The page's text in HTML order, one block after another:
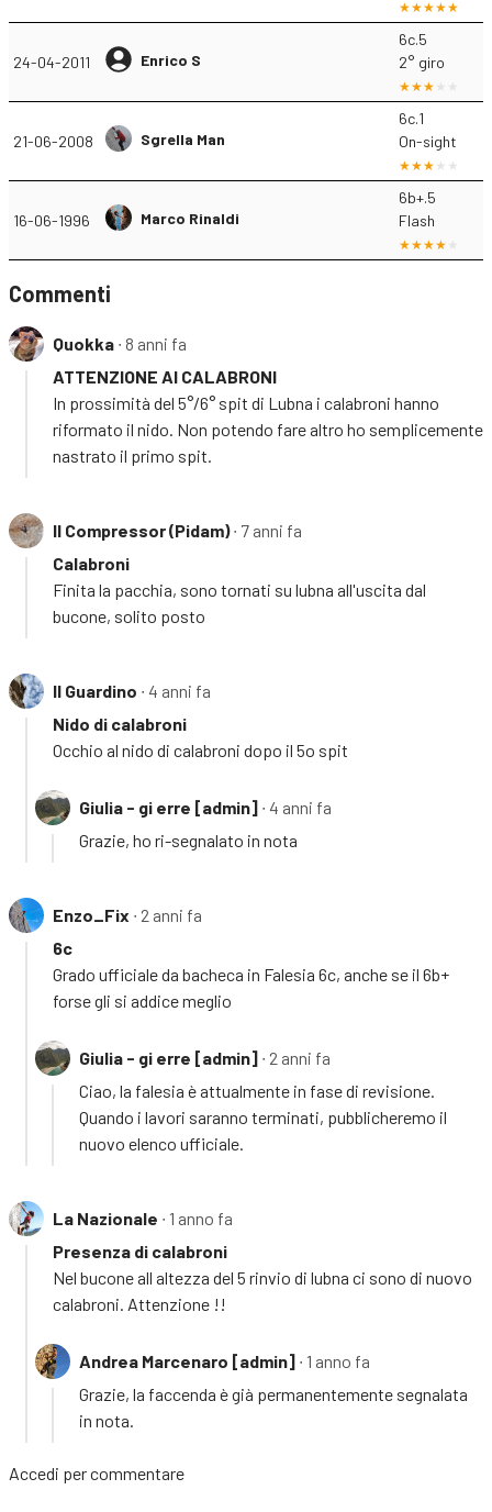
24-04-2011 Enrico S
6c.5
2° giro
21-06-2008 Sgrella Man
6c.1
On-sight
16-06-1996 Marco Rinaldi
6b+.5
Flash
Commenti
Quokka ∙ 8 anni fa
ATTENZIONE AI CALABRONI
In prossimità del 5°/6° spit di Lubna i calabroni hanno
riformato il nido. Non potendo fare altro ho semplicemente
nastrato il primo spit.
Il Compressor (Pidam) ∙ 7 anni fa
Calabroni
Finita la pacchia, sono tornati su lubna all'uscita dal
bucone, solito posto
Il Guardino ∙ 4 anni fa
Nido di calabroni
Occhio al nido di calabroni dopo il 5o spit
Giulia - gi erre [admin] ∙ 4 anni fa
Grazie, ho ri-segnalato in nota
Enzo_Fix ∙ 2 anni fa
6c
Grado ufficiale da bacheca in Falesia 6c, anche se il 6b+
forse gli si addice meglio
Giulia - gi erre [admin] ∙ 2 anni fa
Ciao, la falesia è attualmente in fase di revisione.
Quando i lavori saranno terminati, pubblicheremo il
nuovo elenco ufficiale.
La Nazionale ∙ 1 anno fa
Presenza di calabroni
Nel bucone all altezza del 5 rinvio di lubna ci sono di nuovo
calabroni. Attenzione !!
Andrea Marcenaro [admin] ∙ 1 anno fa
Grazie, la faccenda è già permanentemente segnalata
in nota.
Accedi per commentare